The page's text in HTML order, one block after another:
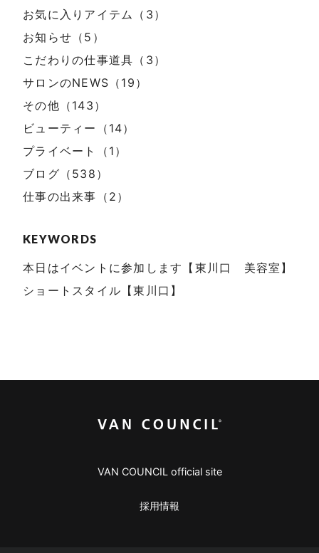
お気に入りアイテム（3）
お知らせ（5）
こだわりの仕事道具（3）
サロンのNEWS（19）
その他（143）
ビューティー（14）
プライベート（1）
ブログ（538）
仕事の出来事（2）
KEYWORDS
本日はイベントに参加します【東川口 美容室】
ショートスタイル【東川口】
VAN COUNCIL official site
採用情報